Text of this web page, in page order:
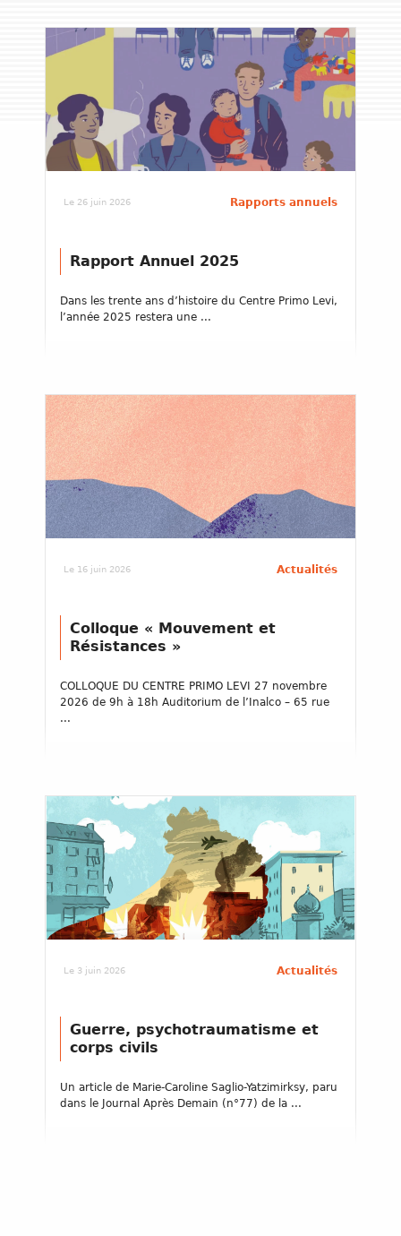
Le 26 juin 2026 Rapports annuels
Rapport Annuel 2025
Dans les trente ans d’histoire du Centre Primo Levi,
l’année 2025 restera une ...
Le 16 juin 2026 Actualités
Colloque « Mouvement et
Résistances »
COLLOQUE DU CENTRE PRIMO LEVI 27 novembre
2026 de 9h à 18h Auditorium de l’Inalco – 65 rue
...
Le 3 juin 2026 Actualités
Guerre, psychotraumatisme et
corps civils
Un article de Marie-Caroline Saglio-Yatzimirksy, paru
dans le Journal Après Demain (n°77) de la ...